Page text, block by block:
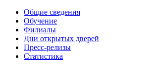
Общие сведения
Обучение
Филиалы
Дни открытых дверей
Пресс-релизы
Статистика